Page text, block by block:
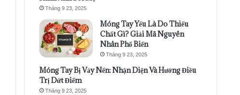
Tháng 9 23, 2025
Móng Tay Yếu Là Do Thiếu
Chất Gì? Giải Mã Nguyên
Nhân Phổ Biến
Tháng 9 23, 2025
Móng Tay Bị Vảy Nến: Nhận Diện Và Hướng Điều
Trị Dứt Điểm
Tháng 9 23, 2025